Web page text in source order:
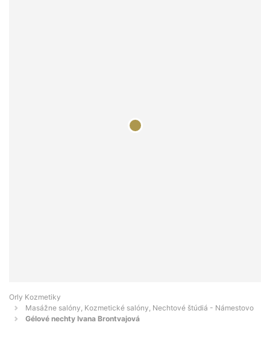
Orly Kozmetiky
Masážne salóny, Kozmetické salóny, Nechtové štúdiá - Námestovo
Gélové nechty Ivana Brontvajová